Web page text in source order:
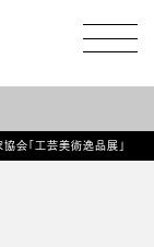
会「工芸美術逸品展」